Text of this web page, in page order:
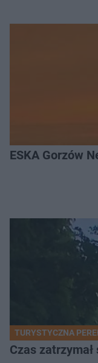
ESKA Gorzów
TURYSTYCZNA
Czas